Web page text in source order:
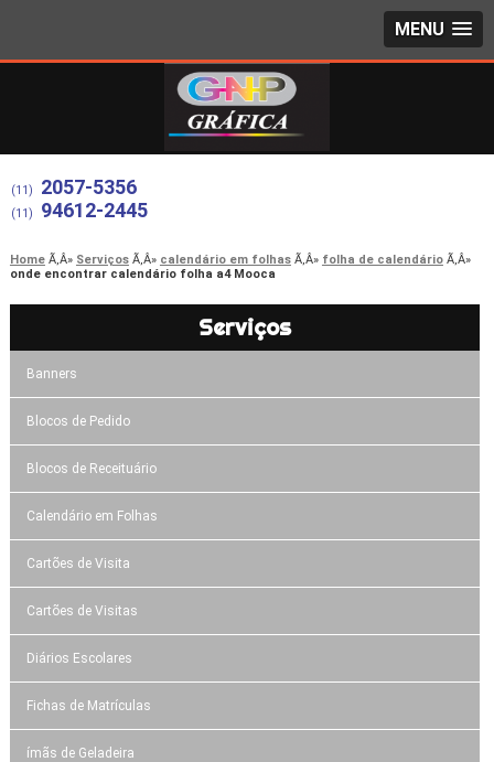
MENU
(11) 2057-5356
(11) 94612-2445
Home Serviços calendário em folhas
folha de calendário
onde encontrar calendário folha a4 Mooca
Serviços
Banners
Blocos de Pedido
Blocos de Receituário
Calendário em Folhas
Cartões de Visita
Cartões de Visitas
Diários Escolares
Fichas de Matrículas
ímãs de Geladeira